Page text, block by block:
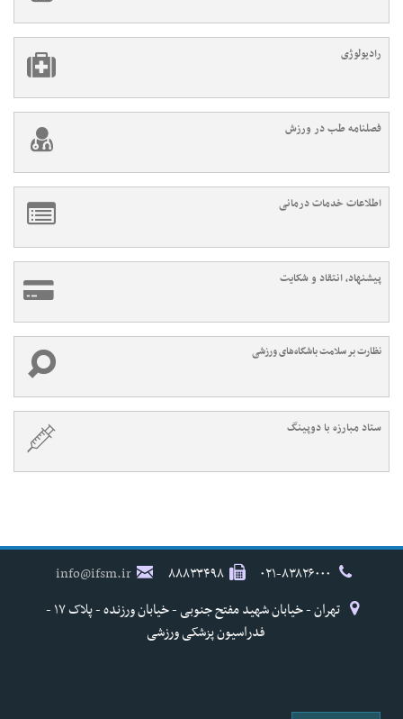
رادیولوژی
فصلنامه طب در ورزش
اطلاعات خدمات درمانی
پیشنهاد، انتقاد و شکایت
نظارت بر سلامت باشگاه‌های ورزشی
ستاد مبارزه با دوپینگ
۸۸۸۳۳۴۹۸
info@ifsm.ir
تهران - خیابان شهید مفتح جنوبی - خیابان ورزنده - پلاک ۱۷ -
فدراسیون پزشکی ورزشی